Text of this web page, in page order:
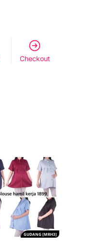
Checkout
GUDANG [MRH3]